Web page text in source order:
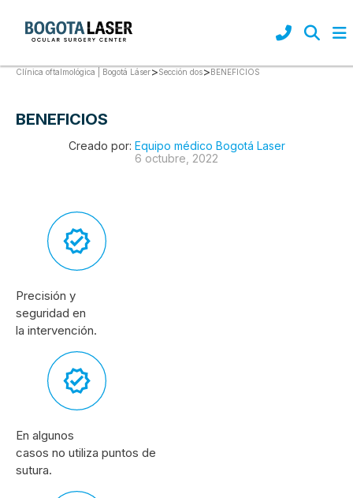
Clínica oftalmológica | Bogotá Láser>Sección dos>BENEFICIOS
BENEFICIOS
Creado por: Equipo médico Bogotá Laser
6 octubre, 2022
Precisión y
seguridad en
la intervención.
En algunos
casos no utiliza puntos de
sutura.